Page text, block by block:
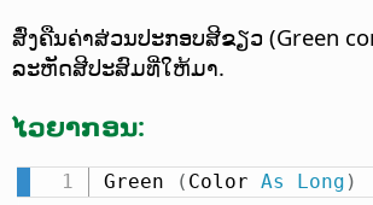
ສົ່ງຄືນຄ່າສ່ວນປະກອບສີຂຽວ (Green
ລະຫັດສີປະສົມທີ່ໃຫ້ມາ.
ໄວຍາກອນ:
Green ( Color As Long )